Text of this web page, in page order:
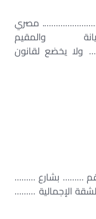
مصري
والمقيم
يخضع لقانون
……… بشارع ………
الإجمالية ………